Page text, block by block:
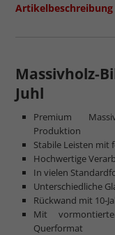
Artikelbeschreibung
Massivholz-
Juhl
Premium
Produktion
Stabile Leisten mit
Hochwertige
In vielen
Unterschiedliche
Rückwand mit 10-
Mit
Querformat